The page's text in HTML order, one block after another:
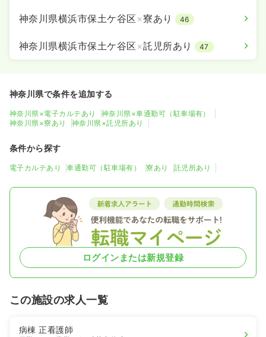
神奈川県横浜市保土ケ谷区 ×寮あり 46
神奈川県横浜市保土ケ谷区 ×託児所あり 47
神奈川県で条件を追加する
神奈川県×電子カルテあり
神奈川県×車通勤可（駐車場有）
神奈川県×寮あり
神奈川県×託児所あり
条件から探す
電子カルテあり 車通勤可（駐車場有） 寮あり 託児所あり
ログインまたは新規登録
この施設の求人一覧
病棟正看護師